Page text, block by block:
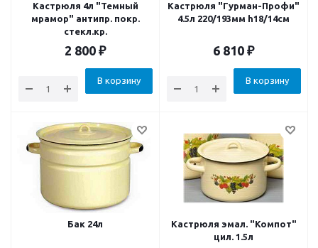
Кастрюля 4л "Темный
мрамор" антипр. покр.
стекл.кр.
2 800 ₽
В корзину
Кастрюля "Гурман-Профи"
4.5л 220/193мм h18/14см
6 810 ₽
В корзину
Бак 24л
Кастрюля эмал. "Компот"
цил. 1.5л